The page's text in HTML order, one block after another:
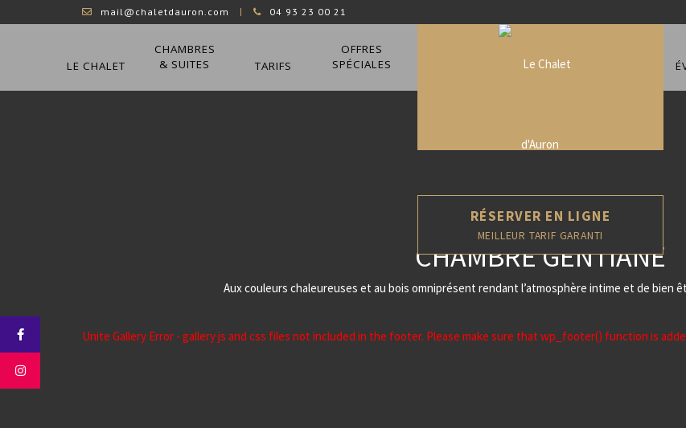
mail@chaletdauron.com 04 93 23 00 21
LE CHALET
CHAMBRES
& SUITES
TARIFS
OFFRES
SPÉCIALES
RÉSERVER EN LIGNE
MEILLEUR TARIF GARANTI
CHAMBRE GENTIANE
Aux couleurs chaleureuses et au bois omniprésent rendant l’atmosphère intime et de bien
Unite Gallery Error - gallery js and css files not included in the footer. Please make sure that wp_footer() function is